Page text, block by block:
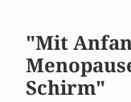
"Mit
Schirm"